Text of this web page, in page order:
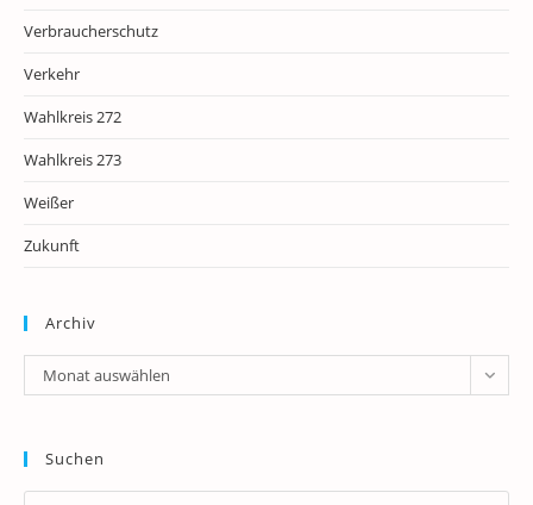
Verbraucherschutz
Verkehr
Wahlkreis 272
Wahlkreis 273
Weißer
Zukunft
Archiv
Archiv
Monat auswählen
Suchen